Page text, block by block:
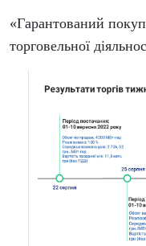
«Гарантований
торговельної